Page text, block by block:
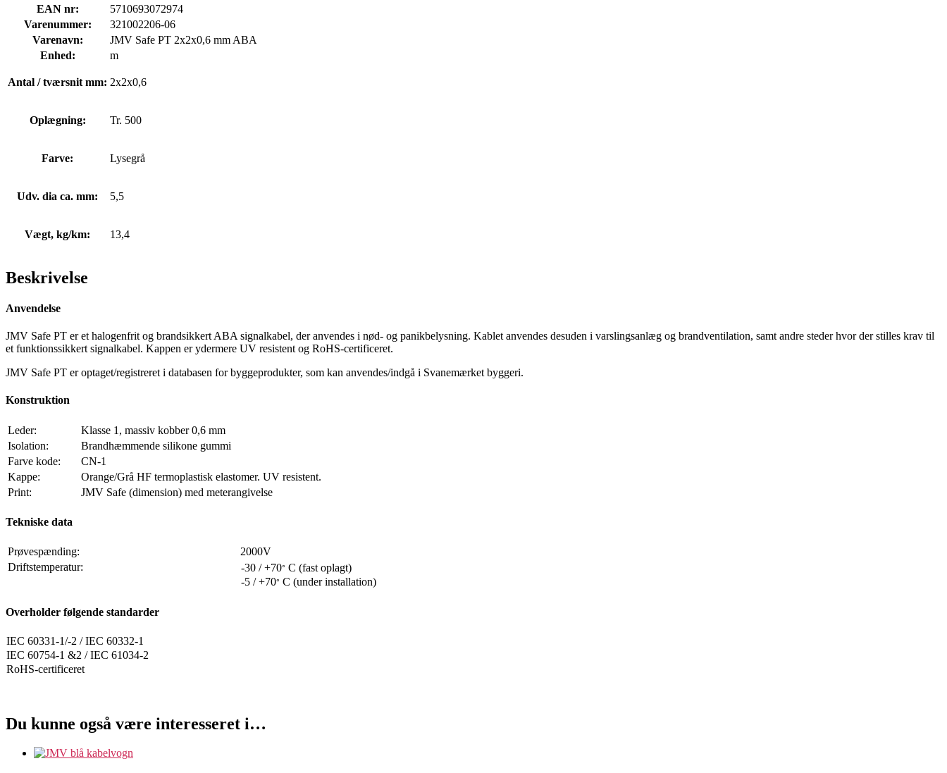
EAN nr:
5710693072974
Varenummer:
321002206-06
Varenavn:
JMV Safe PT 2x2x0,6 mm ABA
Enhed:
m
Antal / tværsnit mm: 2x2x0,6
Oplægning: Tr. 500
Farve: Lysegrå
Udv. dia ca. mm: 5,5
Vægt, kg/km: 13,4
Beskrivelse
Anvendelse
JMV Safe PT er et halogenfrit og brandsikkert ABA signalkabel, der anvendes i nød- og panikbelysning. Kablet anvendes desuden i varslingsanlæg og brandventilation, samt andre steder hvor der stilles krav til
et funktionssikkert signalkabel. Kappen er ydermere UV resistent og RoHS-certificeret.
JMV Safe PT er optaget/registreret i databasen for byggeprodukter, som kan anvendes/indgå i Svanemærket byggeri.
Konstruktion
Leder:
Klasse 1, massiv kobber 0,6 mm
Isolation:
Brandhæmmende silikone gummi
Farve kode:
CN-1
Kappe:
Orange/Grå HF termoplastisk elastomer. UV resistent.
Print:
JMV Safe (dimension) med meterangivelse
Tekniske data
Prøvespænding:
2000V
Driftstemperatur:
-30 / +70° C (fast oplagt)
-5 / +70° C (under installation)
Overholder følgende standarder
IEC 60331-1/-2 / IEC 60332-1
IEC 60754-1 &2 / IEC 61034-2
RoHS-certificeret
Du kunne også være interesseret i…